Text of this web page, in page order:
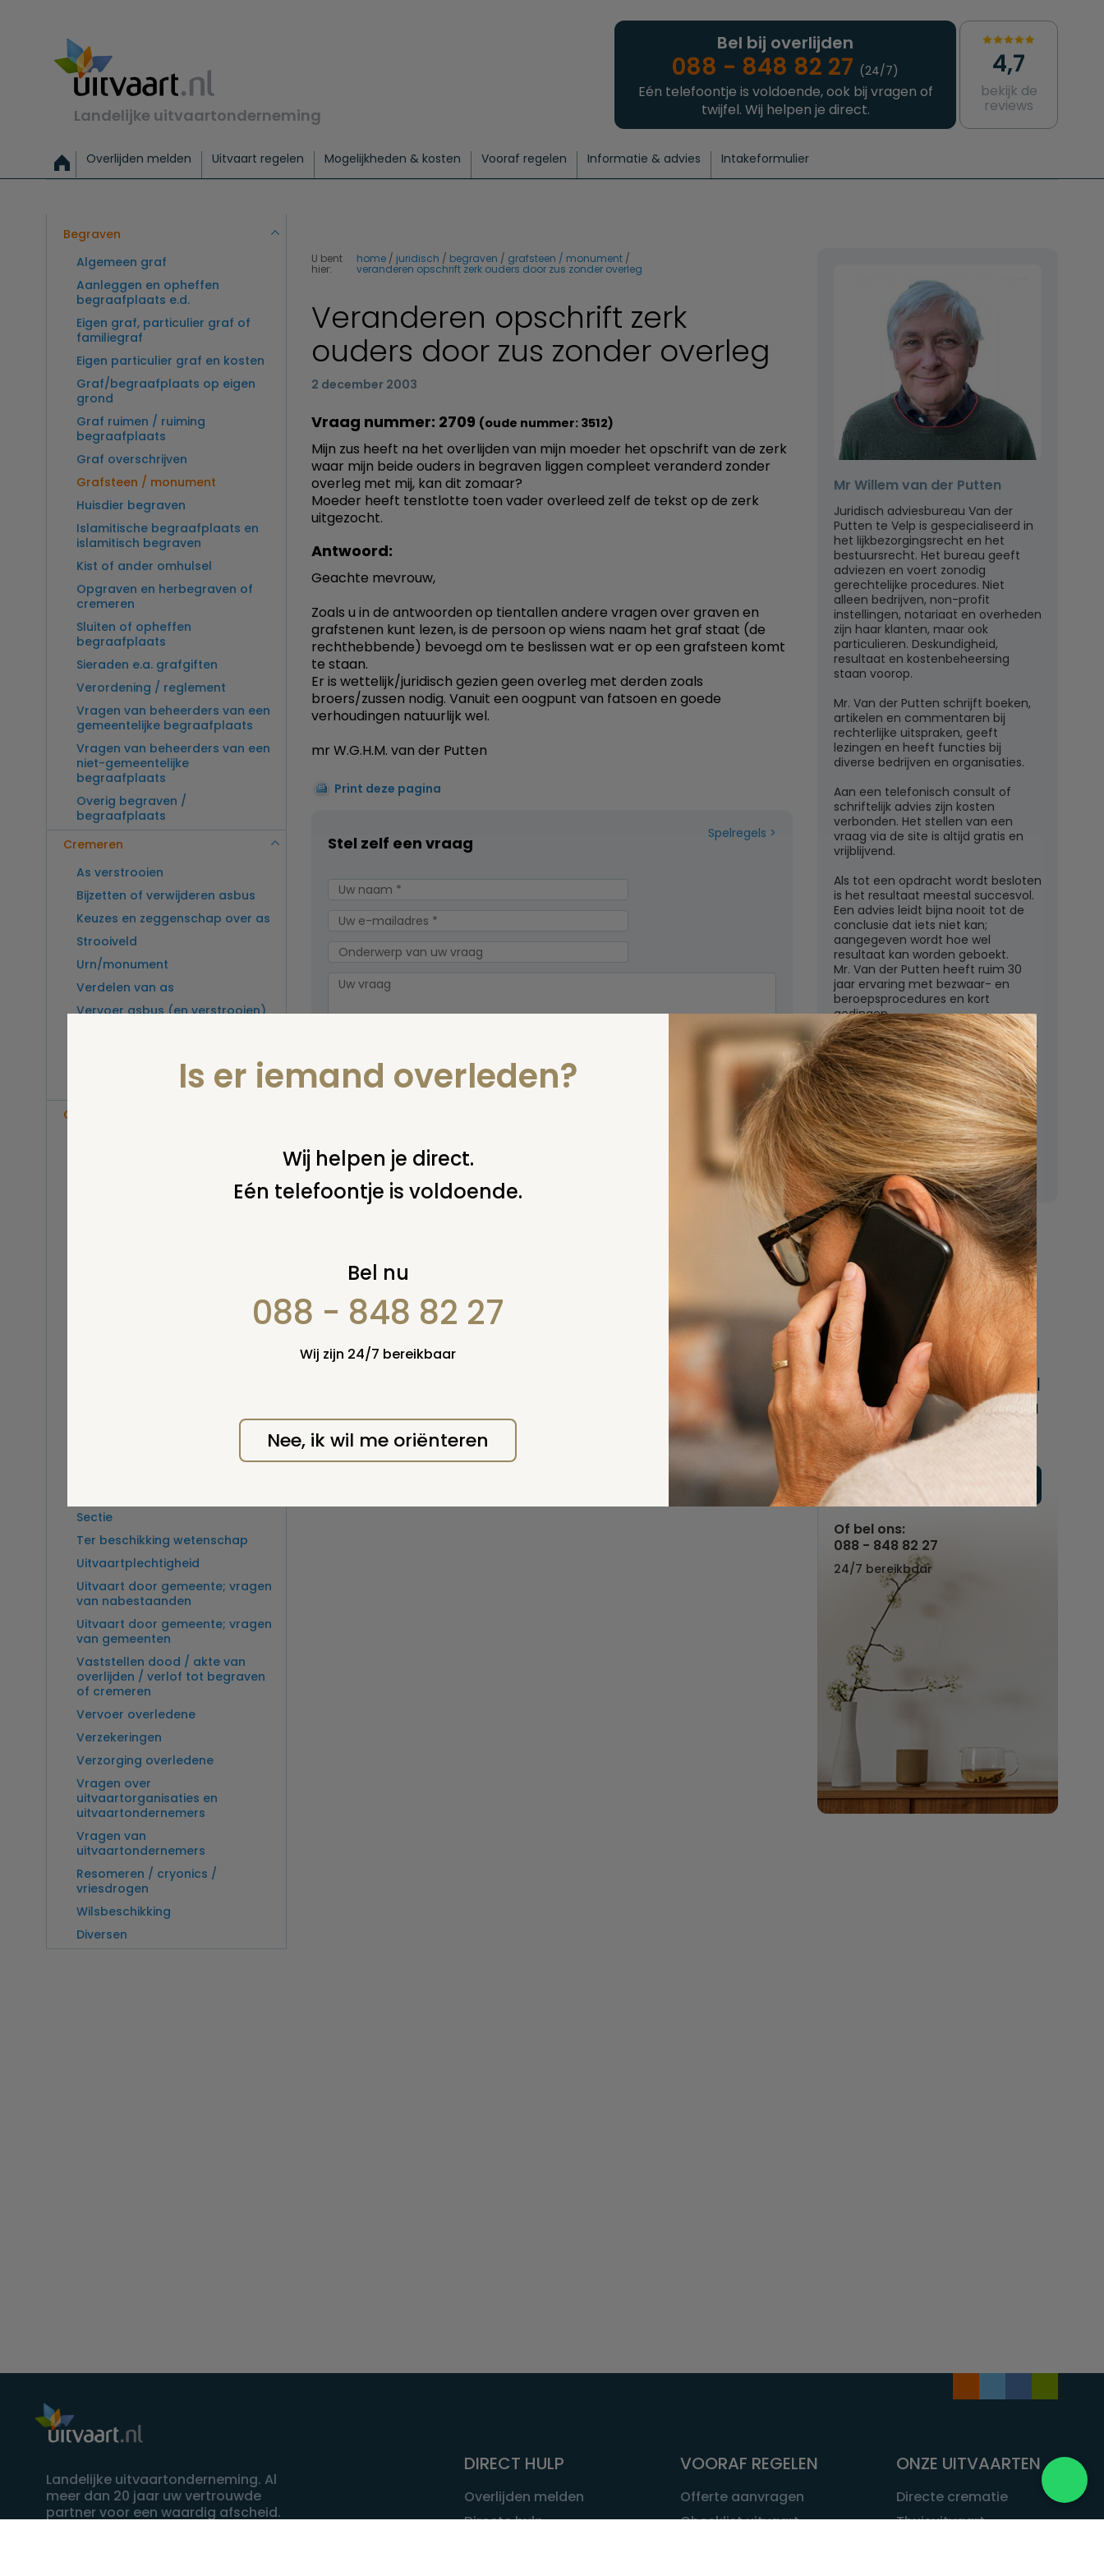
Landelijke uitvaartonderneming
Bel bij overlijden
088 - 848 82 27 (24/7)
Eén telefoontje is voldoende, ook bij vragen of
twijfel. Wij helpen je direct.
4,7
bekijk de
reviews
Overlijden melden Uitvaart regelen Mogelijkheden & kosten
Exclusieve uitvaart Begrafenis Basis
Vooraf regelen Informatie & advies Intakeformulier
Begraven
Algemeen graf
Aanleggen en opheffen
begraafplaats e.d.
Eigen graf, particulier graf of
familiegraf
Eigen particulier graf en kosten
Graf/begraafplaats op eigen
grond
Graf ruimen / ruiming
begraafplaats
Graf overschrijven
Grafsteen / monument
Huisdier begraven
Islamitische begraafplaats en
islamitisch begraven
Kist of ander omhulsel
Opgraven en herbegraven of
cremeren
Sluiten of opheffen
begraafplaats
Sieraden e.a. grafgiften
Verordening / reglement
Vragen van beheerders van een
gemeentelijke begraafplaats
Vragen van beheerders van een
niet-gemeentelijke
begraafplaats
Overig begraven /
begraafplaats
Cremeren
As verstrooien
Bijzetten of verwijderen asbus
Keuzes en zeggenschap over as
Strooiveld
Urn/monument
Verdelen van as
Vervoer asbus (en verstrooien)
Overige
Sectie
Ter beschikking wetenschap
Uitvaartplechtigheid
Uitvaart door gemeente; vragen
van nabestaanden
Uitvaart door gemeente; vragen
van gemeenten
Vaststellen dood / akte van
overlijden / verlof tot begraven
of cremeren
Vervoer overledene
Verzekeringen
Verzorging overledene
Vragen over
uitvaartorganisaties en
uitvaartondernemers
Vragen van
uitvaartondernemers
Resomeren / cryonics /
vriesdrogen
Wilsbeschikking
Diversen
U bent
hier:
home juridisch begraven grafsteen / monument
veranderen opschrift zerk ouders door zus zonder overleg
Veranderen opschrift zerk
ouders door zus zonder overleg
2 december 2003
Vraag nummer: 2709 (oude nummer: 3512)
Mijn zus heeft na het overlijden van mijn moeder het opschrift van de zerk
waar mijn beide ouders in begraven liggen compleet veranderd zonder
overleg met mij, kan dit zomaar?
Moeder heeft tenstlotte toen vader overleed zelf de tekst op de zerk
uitgezocht.
Antwoord:
Geachte mevrouw,
Zoals u in de antwoorden op tientallen andere vragen over graven en
grafstenen kunt lezen, is de persoon op wiens naam het graf staat (de
rechthebbende) bevoegd om te beslissen wat er op een grafsteen komt
te staan.
Er is wettelijk/juridisch gezien geen overleg met derden zoals
broers/zussen nodig. Vanuit een oogpunt van fatsoen en goede
verhoudingen natuurlijk wel.
mr W.G.H.M. van der Putten
Print deze pagina
Spelregels
Stel zelf een vraag
Verzenden
Mr Willem van der Putten
Juridisch adviesbureau Van der
Putten te Velp is gespecialiseerd in
het lijkbezorgingsrecht en het
bestuursrecht. Het bureau geeft
adviezen en voert zonodig
gerechtelijke procedures. Niet
alleen bedrijven, non-profit
instellingen, notariaat en overheden
zijn haar klanten, maar ook
particulieren. Deskundigheid,
resultaat en kostenbeheersing
staan voorop.
Mr. Van der Putten schrijft boeken,
artikelen en commentaren bij
rechterlijke uitspraken, geeft
lezingen en heeft functies bij
diverse bedrijven en organisaties.
Aan een telefonisch consult of
schriftelijk advies zijn kosten
verbonden. Het stellen van een
vraag via de site is altijd gratis en
vrijblijvend.
Als tot een opdracht wordt besloten
is het resultaat meestal succesvol.
Een advies leidt bijna nooit tot de
conclusie dat iets niet kan;
aangegeven wordt hoe wel
resultaat kan worden geboekt.
Mr. Van der Putten heeft ruim 30
jaar ervaring met bezwaar- en
beroepsprocedures en kort
gedingen.
Juridisch adviesbureau mr. W.G.H.M.
van der Putten c.s.
Zutphensestraatweg 7
6881 WN Velp (Gld)
E-mail:
mr.vanderputten@gmail.com
Nu
een uitvaart
regelen
Beschrijf uw wensen
online of bel ons geheel
vrijblijvend voor hulp na
een overlijden.
Vul hier uw wensen in
Of bel ons:
088 - 848 82 27
24/7 bereikbaar
Landelijke uitvaartonderneming. Al
meer dan 20 jaar uw vertrouwde
partner voor een waardig afscheid.
DIRECT HULP
Overlijden melden
Directe hulp
VOORAF REGELEN
Offerte aanvragen
Checklist uitvaart
ONZE UITVAARTEN
Directe crematie
Thuisuitvaart
Is er iemand overleden?
Wij helpen je direct.
Eén telefoontje is voldoende.
Bel nu
088 - 848 82 27
Wij zijn 24/7 bereikbaar
Nee, ik wil me oriënteren